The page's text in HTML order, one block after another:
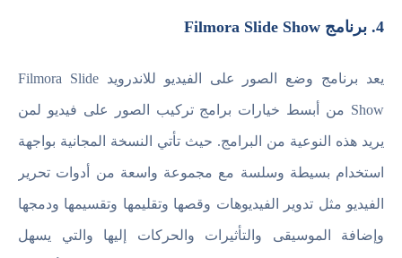
4. برنامج Filmora Slide Show
يعد برنامج وضع الصور على الفيديو للاندرويد Filmora Slide
Show من أبسط خيارات برامج تركيب الصور على فيديو لمن
يريد هذه النوعية من البرامج. حيث تأتي النسخة المجانية بواجهة
استخدام بسيطة وسلسة مع مجموعة واسعة من أدوات تحرير
الفيديو مثل تدوير الفيديوهات وقصها وتقليمها وتقسيمها ودمجها
وإضافة الموسيقى والتأثيرات والحركات إليها والتي يسهل